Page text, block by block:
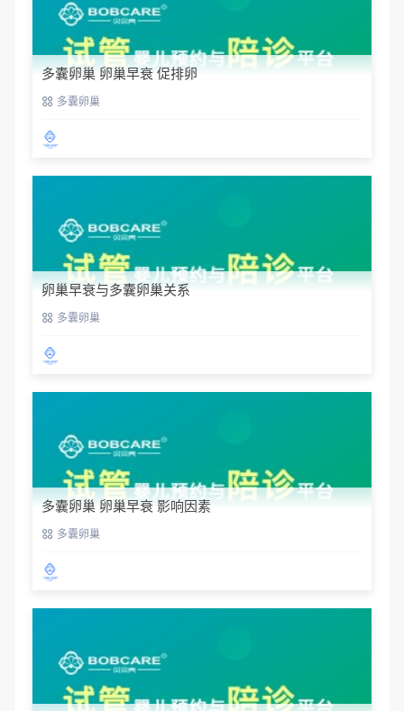
多囊卵巢 卵巢早衰 促排卵
多囊卵巢
卵巢早衰与多囊卵巢关系
多囊卵巢
多囊卵巢 卵巢早衰 影响因素
多囊卵巢